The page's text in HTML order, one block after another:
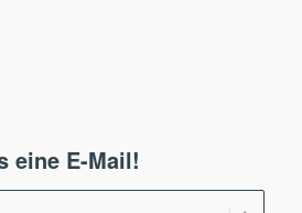
eine E-Mail!